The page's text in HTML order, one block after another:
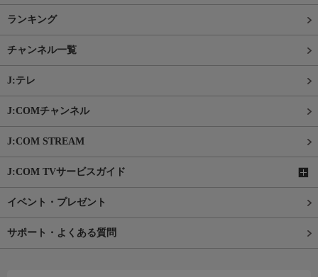
ランキング
チャンネル一覧
J:テレ
J:COMチャンネル
J:COM STREAM
J:COM TVサービスガイド
イベント・プレゼント
サポート・よくある質問